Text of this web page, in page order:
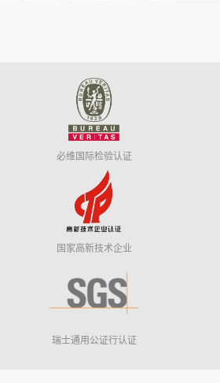
必维国际检验认证
国家高新技术企业
瑞士通用公证行认证